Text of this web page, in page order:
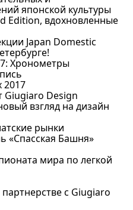
японской культуры
Edition, вдохновленные
Japan Domestic
Хронометры
2017
Giugiaro Design
взгляд на дизайн
рынки
«Спасская Башня»
мира по легкой
с Giugiaro